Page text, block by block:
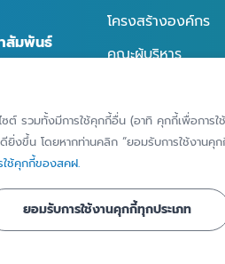
สัมพันธ์
โครงสร้างองค์กร
คณะผู้บริหาร
การกำกับดูแลกิจก
ต์ รวมทั้งมีการใช้คุกกี้อื่น (อาทิ คุกกี้เพื่อการ
ดียิ่งขึ้น โดยหากท่านคลิก “ยอมรับการใช้งา
ใช้คุกกี้ของสคฝ.
ยอมรับการใช้งานคุกกี้ทุกประเภท